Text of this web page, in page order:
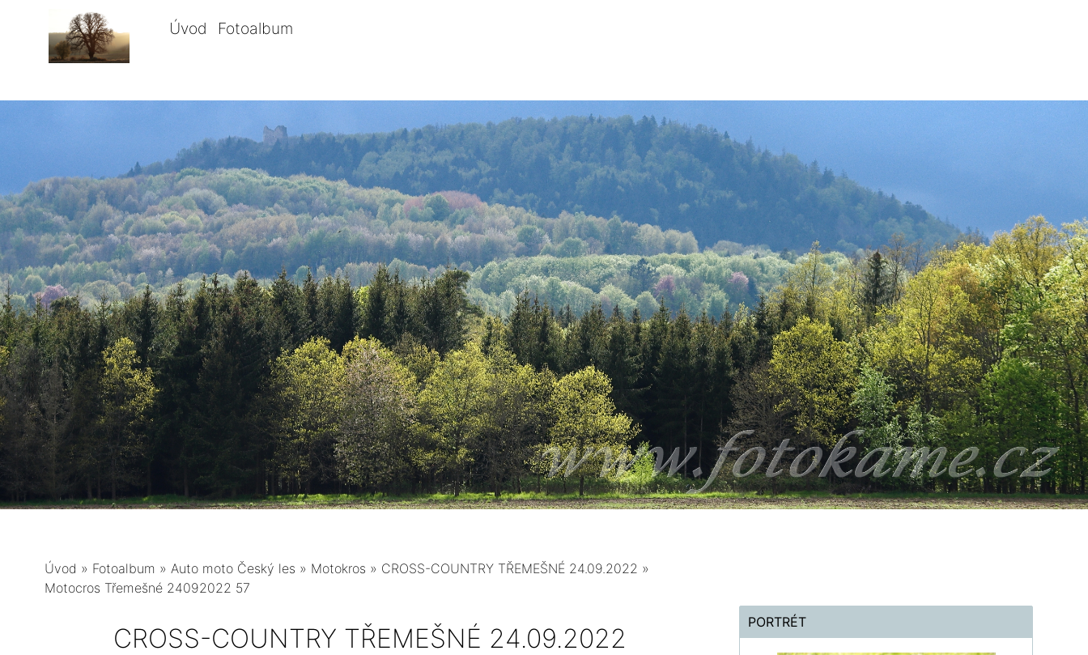
Úvod Fotoalbum
Úvod » Fotoalbum » Auto moto Český les » Motokros » CROSS-COUNTRY TŘEMEŠNÉ 24.09.2022 »
Motocros Třemešné 24092022 57
CROSS-COUNTRY TŘEMEŠNÉ 24.09.2022
PORTRÉT